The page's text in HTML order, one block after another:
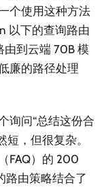
个使用这种方法
以下的查询路由
由到云端 70B 模
廉的路径处理
询问“总结这份合
，但很复杂。
FAQ）的 200
路由策略结合了